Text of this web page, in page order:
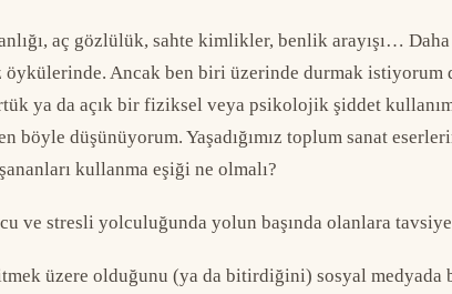
aç gözlülük, sahte kimlikler, benlik arayışı…
Ancak ben biri üzerinde durmak istiyorum
ya da açık bir fiziksel veya psikolojik şiddet
böyle düşünüyorum. Yaşadığımız toplum sanat
kullanma eşiği ne olmalı?
ve stresli yolculuğunda yolun başında olanlara
üzere olduğunu (ya da bitirdiğini) sosyal medyada